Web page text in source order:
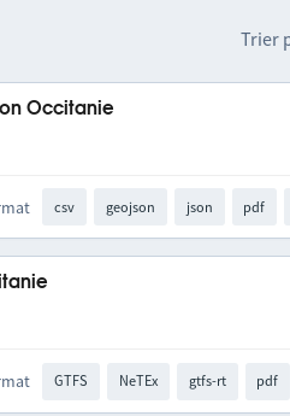
Trier
Occitanie
csv geojson json pdf
GTFS NeTEx gtfs-rt pdf